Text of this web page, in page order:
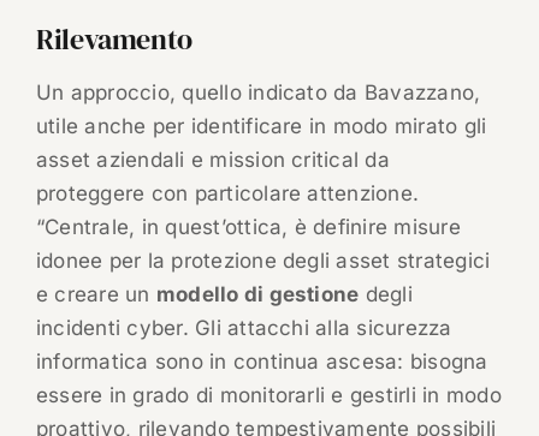
Rilevamento
Un approccio, quello indicato da Bavazzano,
utile anche per identificare in modo mirato gli
asset aziendali e mission critical da
proteggere con particolare attenzione.
“Centrale, in quest’ottica, è definire misure
idonee per la protezione degli asset strategici
e creare un modello di gestione degli
incidenti cyber. Gli attacchi alla sicurezza
informatica sono in continua ascesa: bisogna
essere in grado di monitorarli e gestirli in modo
proattivo, rilevando tempestivamente possibili